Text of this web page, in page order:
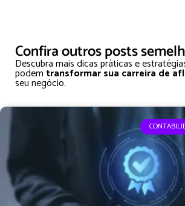
Confira outros posts
Descubra mais dicas práticas e
podem transformar sua carreira de
seu negócio.